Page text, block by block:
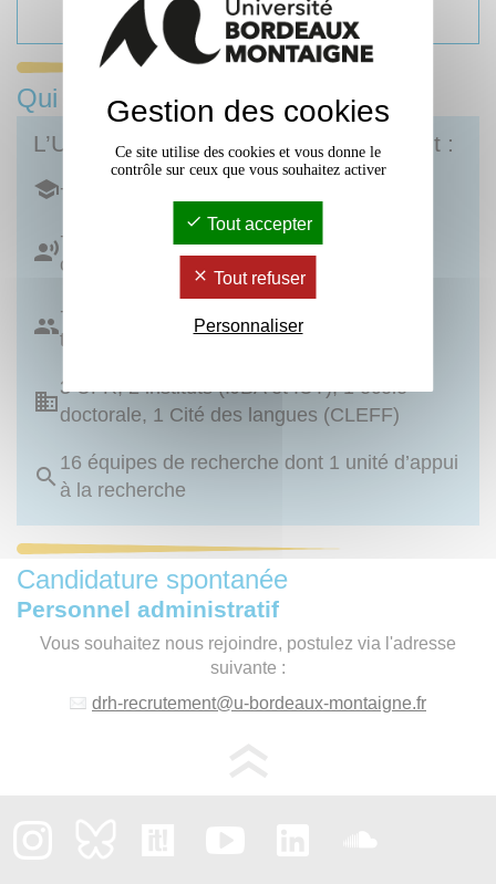
ici
Qui sommes-nous ?
L’Université Bordeaux Montaigne c’est :
+ de 16 500 étudiant·es
+ de 700 personnels enseignants et
chercheurs
+ de 500 personnels administratifs et
techniques
3 UFR, 2 instituts (IJBA et IUT), 1 école
doctorale, 1 Cité des langues (CLEFF)
16 équipes de recherche dont 1 unité d’appui
à la recherche
Candidature spontanée
Personnel administratif
Vous souhaitez nous rejoindre, postulez via l'adresse
suivante :
drh-recrutement@u-bordeaux-montaigne.fr
Gestion des cookies
Ce site utilise des cookies et vous donne le
contrôle sur ceux que vous souhaitez activer
Tout accepter
Tout refuser
Personnaliser